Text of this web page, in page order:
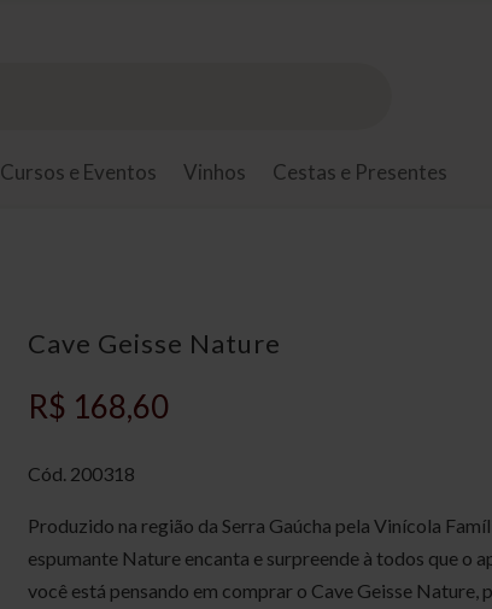
Cursos e Eventos Vinhos Cestas e Presentes
Cave Geisse Nature
R$ 168,60
Cód. 200318
Produzido na região da Serra Gaúcha pela Vinícola
espumante Nature encanta e surpreende à todos que o
você está pensando em comprar o Cave Geisse Nature,